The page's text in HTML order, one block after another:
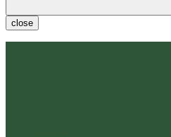
close